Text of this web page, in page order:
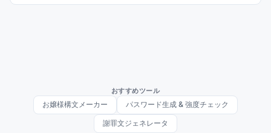
おすすめツール
お嬢様構文メーカー パスワード生成 & 強度チェック
謝罪文ジェネレータ